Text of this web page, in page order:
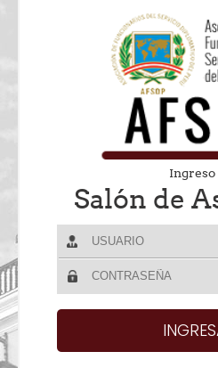
Ingreso
Salón de